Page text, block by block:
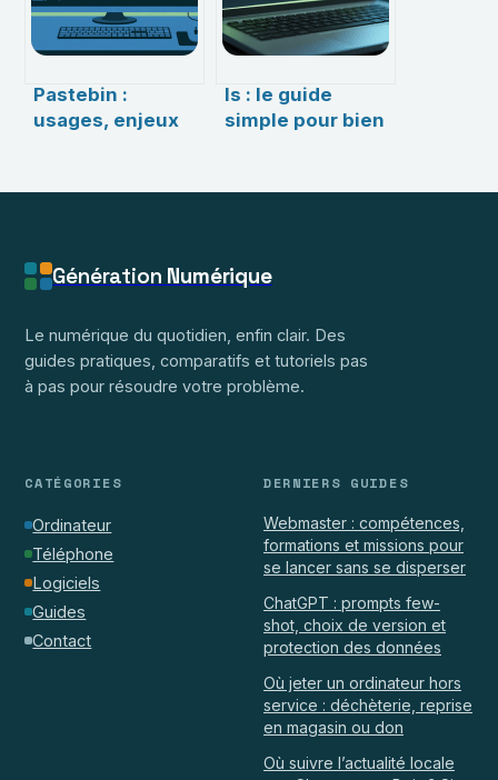
sous Linux
Pastebin :
usages, enjeux
code en ligne
ls : le guide
simple pour bien
listing sous
Génération Numérique
Le numérique du quotidien, enfin clair. Des
guides pratiques, comparatifs et tutoriels pas
à pas pour résoudre votre problème.
CATÉGORIES
Ordinateur
Téléphone
Logiciels
Guides
Contact
DERNIERS GUIDES
Webmaster : compétences,
formations et missions pour
se lancer sans se disperser
ChatGPT : prompts few-
shot, choix de version et
protection des données
Où jeter un ordinateur hors
service : déchèterie, reprise
en magasin ou don
Où suivre l’actualité locale